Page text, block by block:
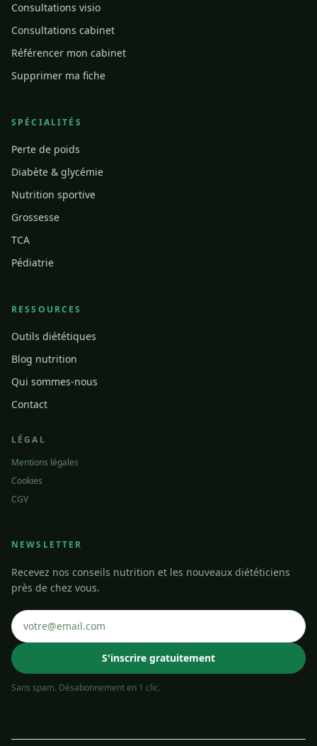
Consultations visio
Consultations cabinet
Référencer mon cabinet
Supprimer ma fiche
SPÉCIALITÉS
Perte de poids
Diabète & glycémie
Nutrition sportive
Grossesse
TCA
Pédiatrie
RESSOURCES
Outils diététiques
Blog nutrition
Qui sommes-nous
Contact
LÉGAL
Mentions légales
Cookies
CGV
NEWSLETTER
Recevez nos conseils nutrition et les nouveaux diététiciens
près de chez vous.
S'inscrire gratuitement
Sans spam. Désabonnement en 1 clic.